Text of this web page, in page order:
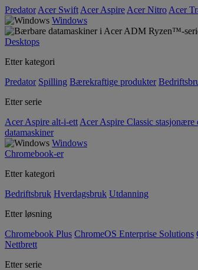
Predator Acer Swift Acer Aspire Acer Nitro Acer
Windows
Desktops
Etter kategori
Predator Spilling Bærekraftige produkter
Etter serie
Acer Aspire alt-i-ett Acer Aspire Classic stasjonære
datamaskiner
Windows
Chromebook-er
Etter kategori
Bedriftsbruk Hverdagsbruk Utdanning
Etter løsning
Chromebook Plus ChromeOS Enterprise Solutions
Nettbrett
Etter serie